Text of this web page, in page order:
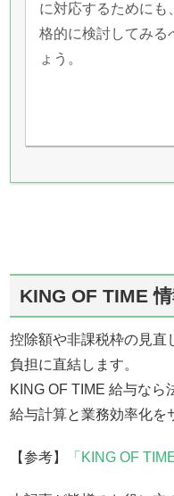
に対応するためにも
格的に検討してみる
ょう。
KING OF TIME
控除額や非課税枠の見直
負担に直結します。
KING OF TIME 給与なら
給与計算と業務効率化を
【参考】 「KING OF